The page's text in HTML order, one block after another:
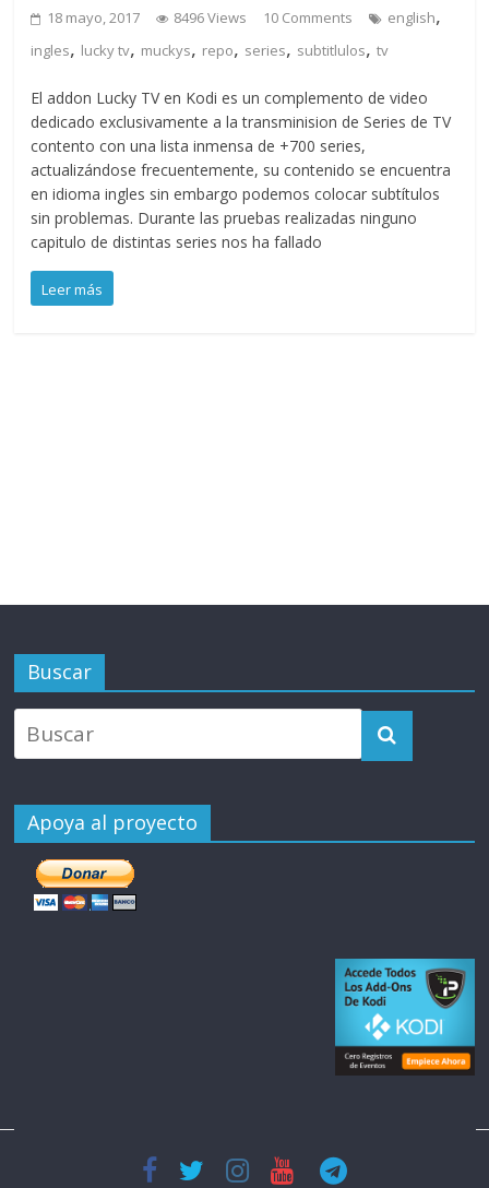
18 mayo, 2017 8496 Views 10 Comments english,
ingles, lucky tv, muckys, repo, series, subtitlulos,tv
El addon Lucky TV en Kodi es un complemento de video
dedicado exclusivamente a la transminision de Series de TV
contento con una lista inmensa de +700 series,
actualizándose frecuentemente, su contenido se encuentra
en idioma ingles sin embargo podemos colocar subtítulos
sin problemas. Durante las pruebas realizadas ninguno
capitulo de distintas series nos ha fallado
Leer más
Buscar
Apoya al proyecto